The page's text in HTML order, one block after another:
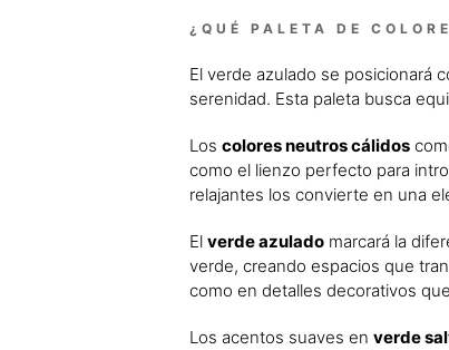
¿QUÉ PALETA DE
El verde azulado se posicionará
serenidad. Esta paleta busca
Loscolores neutros cálidos
como el lienzo perfecto para
relajantes los convierte en una
Elverde azulado marcará la
verde, creando espacios que
como en detalles decorativos
Los acentos suaves enverde